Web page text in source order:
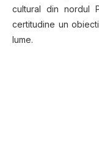
cultural din nordul
certitudine un
lume.